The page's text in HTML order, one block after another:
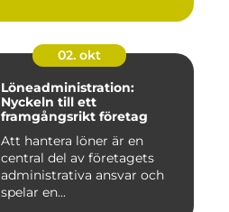
02. okt
Löneadministration:
Nyckeln till ett
framgångsrikt företag
Att hantera löner är en
central del av företagets
administrativa ansvar och
spelar en...